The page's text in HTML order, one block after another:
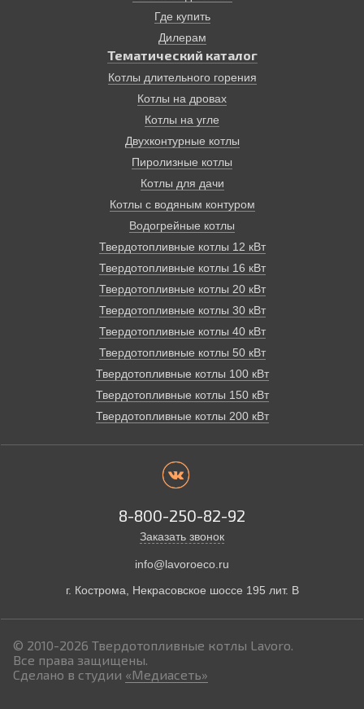
виде топлива в нашей стране – дровах. КПД
современных твердотопливных пиролизных котлов
достигает 85%. Эти котлы имеют терморегуляторы и
надежные системы безопасности. Время от закладки
до другой может занимать до 12 часов.
Отопление дома, основанное на твердотопливном
котле, экологически безопасно, просто и надежно.
Где купить
Дилерам
Тематический каталог
Котлы длительного горения
Котлы на дровах
Котлы на угле
Двухконтурные котлы
Пиролизные котлы
Котлы для дачи
Котлы с водяным контуром
Водогрейные котлы
Твердотопливные котлы 12 кВт
Твердотопливные котлы 16 кВт
Твердотопливные котлы 20 кВт
Твердотопливные котлы 30 кВт
Твердотопливные котлы 40 кВт
Твердотопливные котлы 50 кВт
Твердотопливные котлы 100 кВт
Твердотопливные котлы 150 кВт
Твердотопливные котлы 200 кВт
8-800-250-82-92
Заказать звонок
info@lavoroeco.ru
г. Кострома, Некрасовское шоссе 195 лит. В
© 2010-2026 Твердотопливные котлы Lavoro.
Все права защищены.
Сделано в студии «Медиасеть»